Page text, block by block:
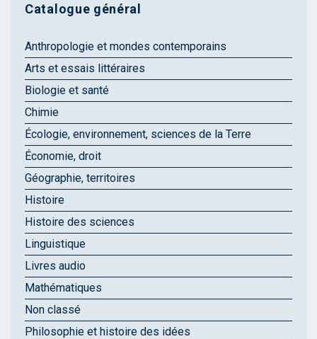
Catalogue général
Anthropologie et mondes contemporains
Arts et essais littéraires
Biologie et santé
Chimie
Écologie, environnement, sciences de la Terre
Économie, droit
Géographie, territoires
Histoire
Histoire des sciences
Linguistique
Livres audio
Mathématiques
Non classé
Philosophie et histoire des idées